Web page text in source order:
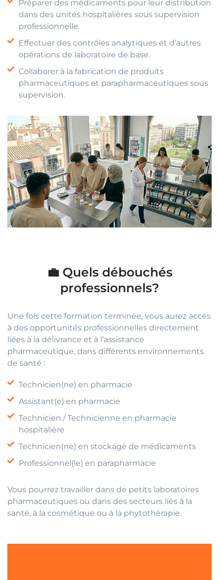
Préparer des médicaments pour leur distribution
dans des unités hospitalières sous supervision
professionnelle.
Effectuer des contrôles analytiques et d’autres
opérations de laboratoire de base.
Collaborer à la fabrication de produits
pharmaceutiques et parapharmaceutiques sous
supervision.
💼 Quels débouchés
professionnels?
Une fois cette formation terminée, vous aurez accès
à des opportunités professionnelles directement
liées à la délivrance et à l’assistance
pharmaceutique, dans différents environnements
de santé :
Technicien(ne) en pharmacie
Assistant(e) en pharmacie
Technicien / Technicienne en pharmacie
hospitalière
Technicien(ne) en stockage de médicaments
Professionnel(le) en parapharmacie
Vous pourrez travailler dans de petits laboratoires
pharmaceutiques ou dans des secteurs liés à la
santé, à la cosmétique ou à la phytothérapie.